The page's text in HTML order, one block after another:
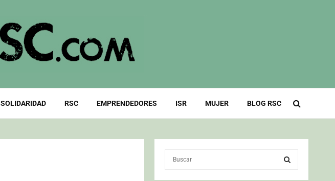
SOLIDARIDAD RSC EMPRENDEDORES ISR MUJER BLOG RSC